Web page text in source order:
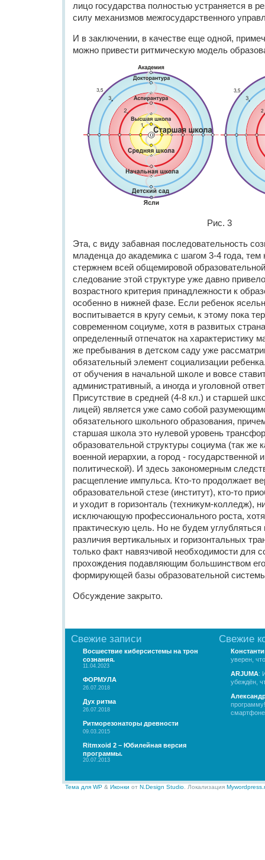
лицо государства полностью устраняется в
силу механизмов межгосударственного
И в заключении, в качестве еще одной,
можно привести ритмическую модель
Рис. 3
Эта, с виду забавная последовательность
младенца до академика с шагом 3-4 года, тем
стержнем всей общемировой
следование этой структуре уже давно
возрастного критерия принадлежности к
особенно в нижней фазе. Если ребенок
воспитывается в кругу семьи, к этому пока
современном социуме, хотя в развитых
определенный отпечаток на характеристику
же пребывания в детском саду уже
обязательный элемент социализации
от обучения в начальной школе и вовсе
административный, а иногда и уголовной
Присутствие в средней (4-8 кл.) и старшей
лицей) является уже само собой
обязательного школьного образования,
старшая школа это нулевой уровень
образовательной структуры социума (так же
военной иерархии, а город - государственной
политической). И здесь закономерным
расщепление импульса. Кто-то продолжает
образовательной стезе (институт), кто-то
и уходит в горизонталь (техникум-колледж),
исключающую профессионального роста,
практическую цель. Но не будем углубляться
различия вертикальных и горизонтальных
только факт навязчивой необходимости для
прохождения подавляющим большинством
формирующей базы образовательной
Обсуждение закрыто.
Свежие записи
Восшествие киберсистемы на трон
сознания.
11.04.2023
ФОРМУЛА
26.07.2018
Дух ритма
26.07.2018
Ритморезонаторы древности
09.03.2015
Ritmxoid 2 – Юбилейная версия
программы.
20.07.2013
Свежие
уверен,
ARJUMA:
убеждён,
Тема для WP & Иконки от N.Design Studio . Локализация